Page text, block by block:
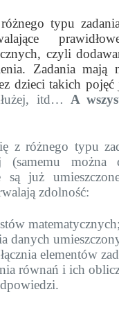
różnego typu
czyli
Zadania mają
dzieci takich pojęć
itd… A
z różnego typu
(samemu można
są już
zdolność:
matematycznych;
danych
elementów
równań i ich